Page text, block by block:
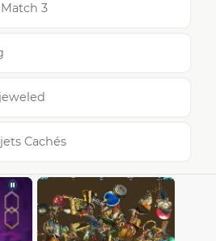
3
Cachés